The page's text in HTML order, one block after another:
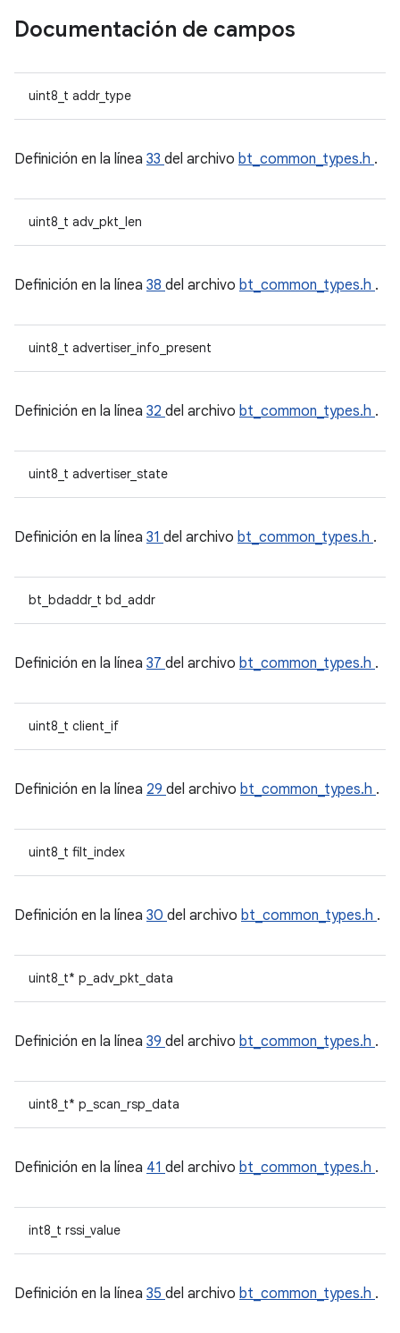
Documentación de campos
uint8_t addr_type
Definición en la línea 33 del archivo bt_common_types.h .
uint8_t adv_pkt_len
Definición en la línea 38 del archivo bt_common_types.h .
uint8_t advertiser_info_present
Definición en la línea 32 del archivo bt_common_types.h .
uint8_t advertiser_state
Definición en la línea 31 del archivo bt_common_types.h .
bt_bdaddr_t bd_addr
Definición en la línea 37 del archivo bt_common_types.h .
uint8_t client_if
Definición en la línea 29 del archivo bt_common_types.h .
uint8_t filt_index
Definición en la línea 30 del archivo bt_common_types.h .
uint8_t* p_adv_pkt_data
Definición en la línea 39 del archivo bt_common_types.h .
uint8_t* p_scan_rsp_data
Definición en la línea 41 del archivo bt_common_types.h .
int8_t rssi_value
Definición en la línea 35 del archivo bt_common_types.h .